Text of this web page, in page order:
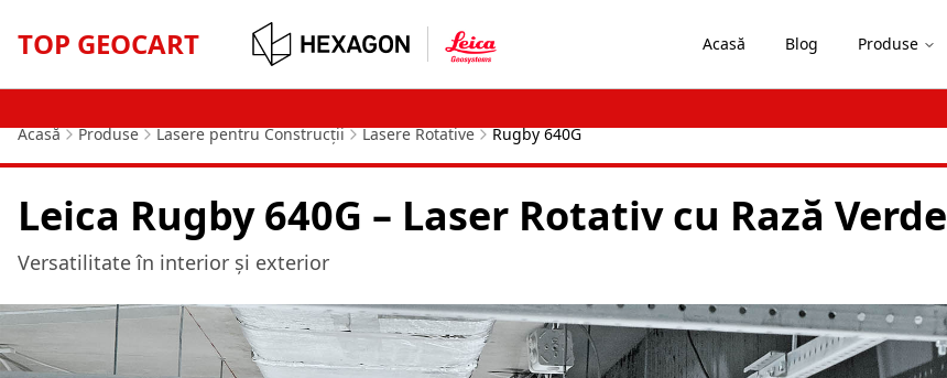
TOP GEOCART Acasă Blog Produse
Acasă Produse Lasere pentru Construcții Lasere Rotative Rugby 640G
Leica Rugby 640G – Laser Rotativ cu Rază Verde
Versatilitate în interior și exterior